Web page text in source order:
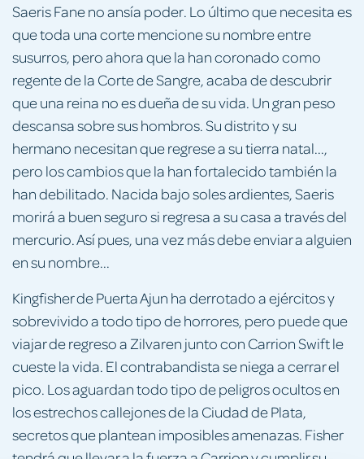
Saeris Fane no ansía poder. Lo último que necesita es
que toda una corte mencione su nombre entre
susurros, pero ahora que la han coronado como
regente de la Corte de Sangre, acaba de descubrir
que una reina no es dueña de su vida. Un gran peso
descansa sobre sus hombros. Su distrito y su
hermano necesitan que regrese a su tierra natal...,
pero los cambios que la han fortalecido también la
han debilitado. Nacida bajo soles ardientes, Saeris
morirá a buen seguro si regresa a su casa a través del
mercurio. Así pues, una vez más debe enviar a alguien
en su nombre...
Kingfisher de Puerta Ajun ha derrotado a ejércitos y
sobrevivido a todo tipo de horrores, pero puede que
viajar de regreso a Zilvaren junto con Carrion Swift le
cueste la vida. El contrabandista se niega a cerrar el
pico. Los aguardan todo tipo de peligros ocultos en
los estrechos callejones de la Ciudad de Plata,
secretos que plantean imposibles amenazas. Fisher